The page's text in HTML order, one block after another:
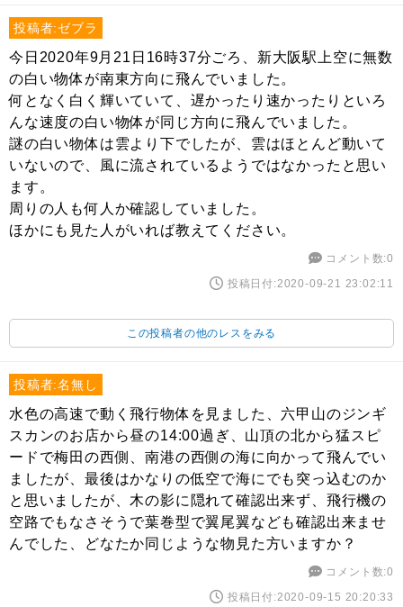
投稿者:ゼブラ
今日2020年9月21日16時37分ごろ、新大阪駅上空に無数
の白い物体が南東方向に飛んでいました。
何となく白く輝いていて、遅かったり速かったりといろ
んな速度の白い物体が同じ方向に飛んでいました。
謎の白い物体は雲より下でしたが、雲はほとんど動いて
いないので、風に流されているようではなかったと思い
ます。
周りの人も何人か確認していました。
ほかにも見た人がいれば教えてください。
コメント数:0
投稿日付:2020-09-21 23:02:11
この投稿者の他のレスをみる
投稿者:名無し
水色の高速で動く飛行物体を見ました、六甲山のジンギ
スカンのお店から昼の14:00過ぎ、山頂の北から猛スピ
ードで梅田の西側、南港の西側の海に向かって飛んでい
ましたが、最後はかなりの低空で海にでも突っ込むのか
と思いましたが、木の影に隠れて確認出来ず、飛行機の
空路でもなさそうで葉巻型で翼尾翼なども確認出来ませ
んでした、どなたか同じような物見た方いますか？
コメント数:0
投稿日付:2020-09-15 20:20:33